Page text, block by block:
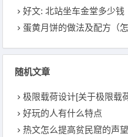
好文: 北站坐车金堂多少钱
蛋黄月饼的做法及配方（
随机文章
极限载荷设计[关于极限载
好玩的人有什么特点
热文怎么提高贫民窟的声